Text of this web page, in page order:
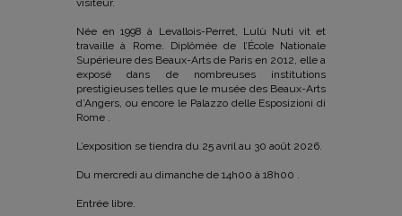
visiteur.
Née en 1998 à Levallois-Perret, Lulù Nuti vit et
travaille à Rome. Diplômée de l’École Nationale
Supérieure des Beaux-Arts de Paris en 2012, elle a
exposé dans de nombreuses institutions
prestigieuses telles que le musée des Beaux-Arts
d’Angers, ou encore le Palazzo delle Esposizioni di
Rome .
L’exposition se tiendra du 25 avril au 30 août 2026.
Du mercredi au dimanche de 14h00 à 18h00 .
Entrée libre.